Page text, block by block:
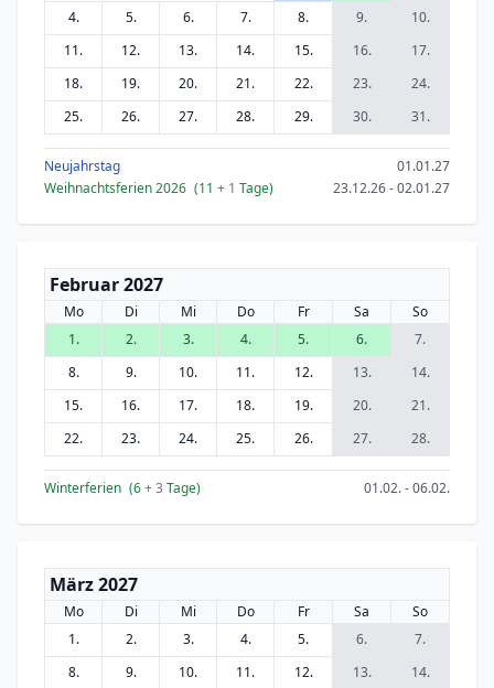
4.
5. 6. 7. 8. 9.
10.
11.
12. 13. 14. 15. 16.
17.
18.
19. 20. 21. 22. 23.
24.
25.
26. 27. 28. 29. 30. 31.
Neujahrstag
01.01.27
Weihnachtsferien 2026 (11 + 1 Tage) 23.12.26 - 02.01.27
Februar 2027
Mo Di Mi Do Fr Sa
So
1.
2. 3. 4. 5. 6.
7.
8.
9. 10. 11. 12. 13.
14.
15.
16. 17. 18. 19. 20.
21.
22.
23. 24. 25. 26. 27. 28.
Winterferien (6+ 3 Tage) 01.02. - 06.02.
März 2027
Mo Di Mi Do Fr Sa
So
1.
2. 3. 4. 5. 6.
7.
8.
9. 10. 11. 12. 13.
14.